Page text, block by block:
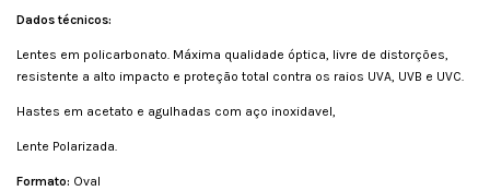
Dados técnicos:
Lentes em policarbonato. Máxima qualidade óptica, livre de distorções,
resistente a alto impacto e proteção total contra os raios UVA, UVB e UVC.
Hastes em acetato e agulhadas com aço inoxidavel,
Lente Polarizada.
Formato: Oval